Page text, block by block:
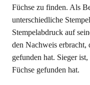
Füchse zu finden. Als
unterschiedliche
Stempelabdruck auf
den Nachweis erbracht,
gefunden hat. Sieger
Füchse gefunden hat.